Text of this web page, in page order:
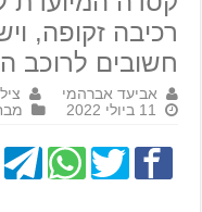
רכיבה זקופה,
חשובים לרוכב
אביעד אברהמי
11 ביולי 2022